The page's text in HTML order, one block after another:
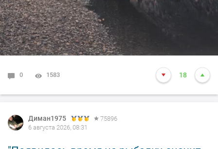
0 1583 18
Диман1975
75896
6 августа 2026, 08:31